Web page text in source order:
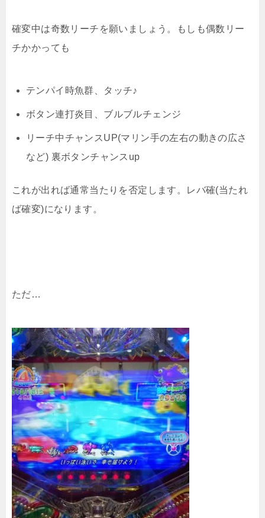
確変中は奇数リーチを願いましょう。もしも偶数リー
チかかっても
テンパイ時魚群、タッチ♪
ボタン連打炎目、ブルブルチェンジ
リーチ中チャンスUP(マリン手の左右の動きの広さ
など) 裏ボタンチャンスup
これが出れば通常当たりを否定します。レバ確(当たれ
ば確変)になります。
ただ…